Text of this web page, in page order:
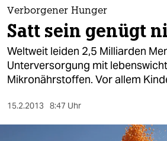
themen
politik
öko
Verborgener Hunger
Satt sein genügt
Weltweit leiden 2,5 Milliarden
Unterversorgung mit
Mikronährstoffen. Vor allem
15.2.2013 8:47 Uhr